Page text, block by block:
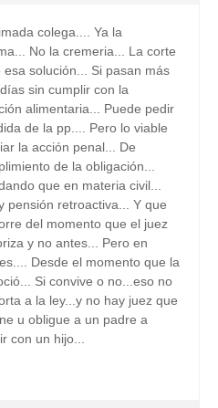
colega.... Ya la
No la cremeria... La corte
esa solución... Si pasan más
sin cumplir con la
alimentaria... Puede pedir
de la pp.... Pero lo viable
la acción penal... De
de la obligación...
que en materia civil...
pensión retroactiva... Y que
del momento que el juez
y no antes... Pero en
Desde el momento que la
Si convive o no...eso no
a la ley...y no hay juez que
u obligue a un padre a
con un hijo...